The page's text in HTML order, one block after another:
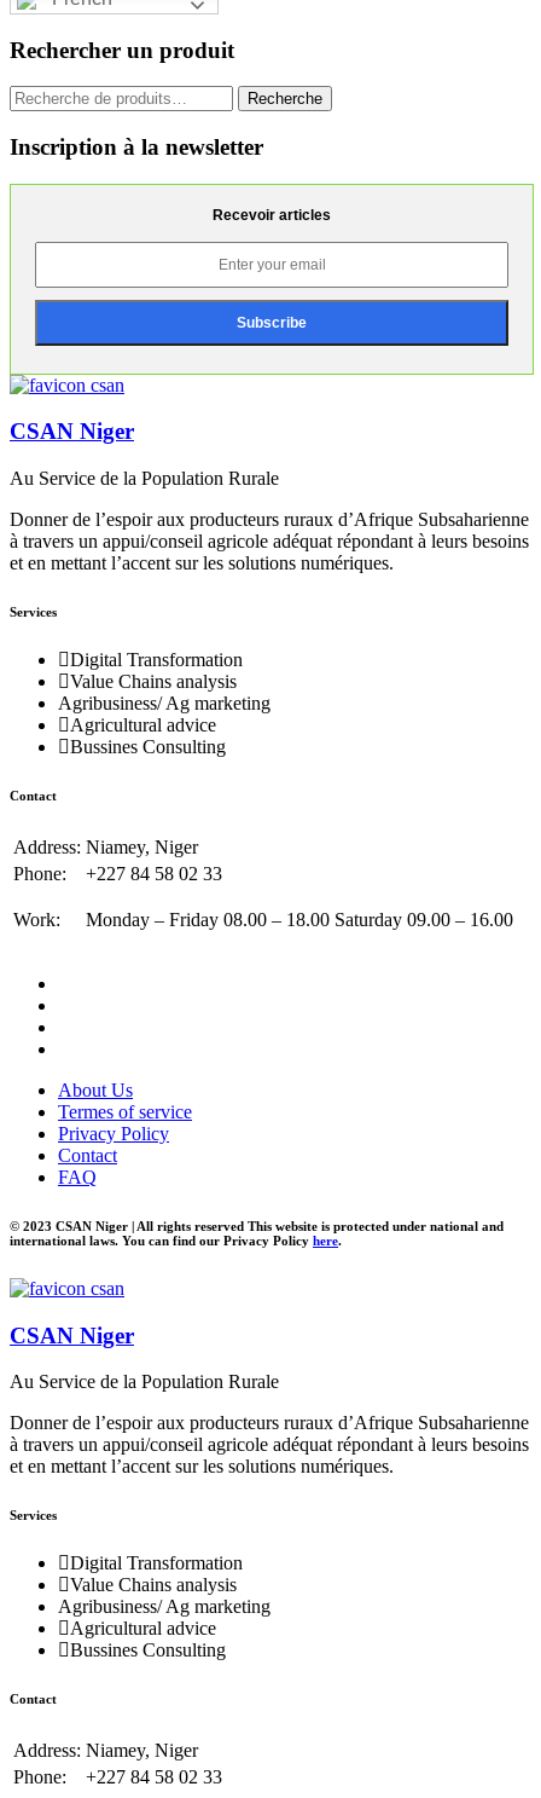
Rechercher un produit
Recherche
pour :
Recherche
Inscription à la newsletter
Recevoir articles
CSAN Niger
Au Service de la Population Rurale
Donner de l’espoir aux producteurs ruraux d’Afrique Subsaharienne
à travers un appui/conseil agricole adéquat répondant à leurs besoins
et en mettant l’accent sur les solutions numériques.
Services
Digital Transformation
Value Chains analysis
Agribusiness/ Ag marketing
Agricultural advice
Bussines Consulting
Contact
Address: Niamey, Niger
Phone:
+227 84 58 02 33
Work: Monday – Friday 08.00 – 18.00 Saturday 09.00 – 16.00
About Us
Termes of service
Privacy Policy
Contact
FAQ
© 2023 CSAN Niger | All rights reserved This website is protected under national and
international laws. You can find our Privacy Policy here.
CSAN Niger
Au Service de la Population Rurale
Donner de l’espoir aux producteurs ruraux d’Afrique Subsaharienne
à travers un appui/conseil agricole adéquat répondant à leurs besoins
et en mettant l’accent sur les solutions numériques.
Services
Digital Transformation
Value Chains analysis
Agribusiness/ Ag marketing
Agricultural advice
Bussines Consulting
Contact
Address: Niamey, Niger
Phone:
+227 84 58 02 33